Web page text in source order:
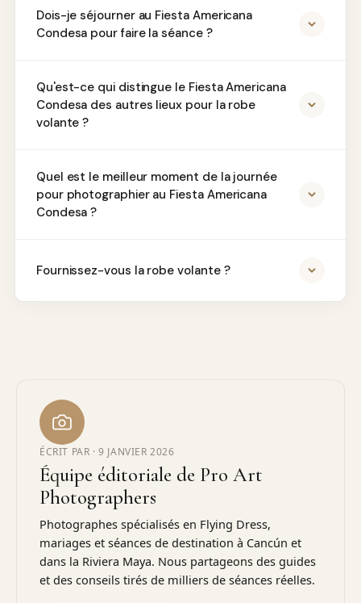
Dois-je séjourner au Fiesta Americana
Condesa pour faire la séance ?
Qu'est-ce qui distingue le Fiesta Americana
Condesa des autres lieux pour la robe
volante ?
Quel est le meilleur moment de la journée
pour photographier au Fiesta Americana
Condesa ?
Fournissez-vous la robe volante ?
ÉCRIT PAR ·9 JANVIER 2026
Équipe éditoriale de Pro Art
Photographers
Photographes spécialisés en Flying Dress,
mariages et séances de destination à Cancún et
dans la Riviera Maya. Nous partageons des guides
et des conseils tirés de milliers de séances réelles.